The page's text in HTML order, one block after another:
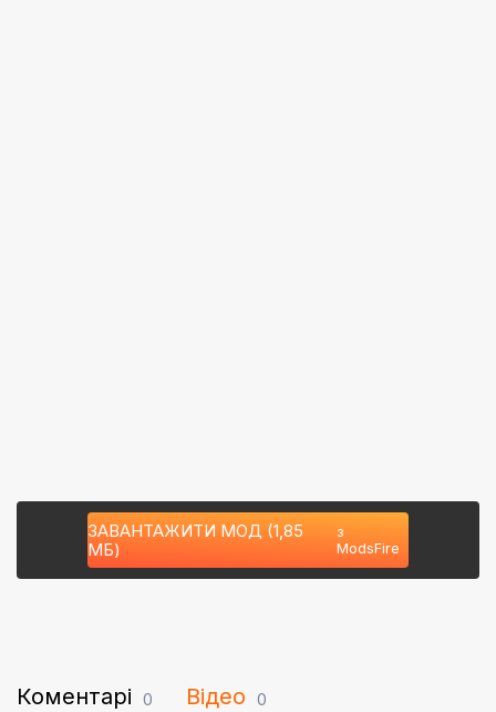
ЗАВАНТАЖИТИ МОД (1,85
МБ)
з
ModsFire
Коментарі 0 Відео 0